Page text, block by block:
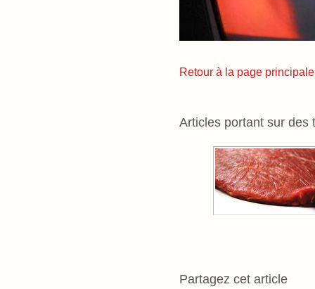
Retour à la page principale
Articles portant sur des
Partagez cet article